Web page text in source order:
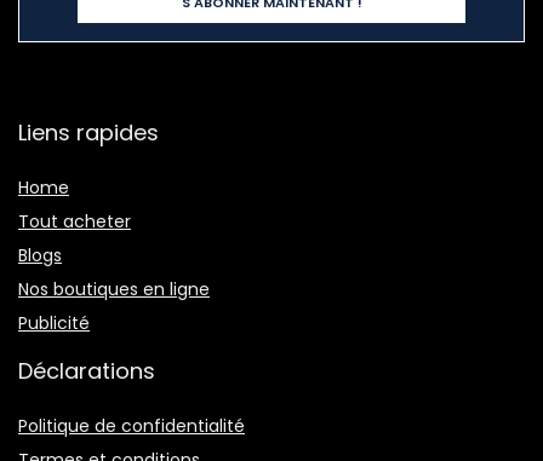
Liens rapides
Home
Tout acheter
Blogs
Nos boutiques en ligne
Publicité
Déclarations
Politique de confidentialité